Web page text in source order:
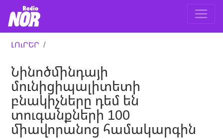
ԼՈւՐԵՐ
Նինոծմինդայի
մունիցիպալիտետի
բնակիչները դեմ են
տուգանքների 100
միավորանոց համակարգին